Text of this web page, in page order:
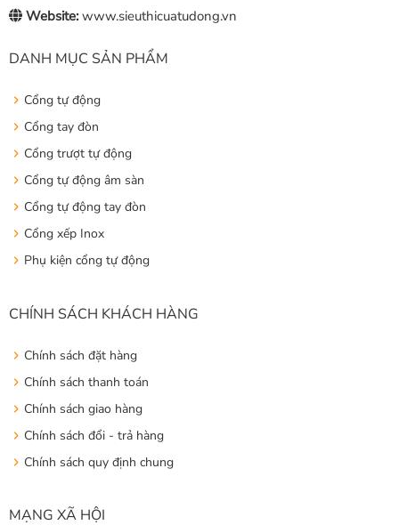
Website:www.sieuthicuatudong.vn
DANH MỤC SẢN PHẨM
Cổng tự động
Cổng tay đòn
Cổng trượt tự động
Cổng tự động âm sàn
Cổng tự động tay đòn
Cổng xếp Inox
Phụ kiện cổng tự động
CHÍNH SÁCH KHÁCH HÀNG
Chính sách đặt hàng
Chính sách thanh toán
Chính sách giao hàng
Chính sách đổi - trả hàng
Chính sách quy định chung
MẠNG XÃ HỘI